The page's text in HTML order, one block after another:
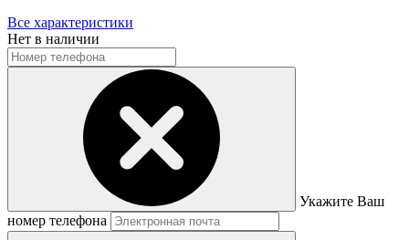
Все характеристики
Нет в наличии
Укажите Ваш
номер телефона